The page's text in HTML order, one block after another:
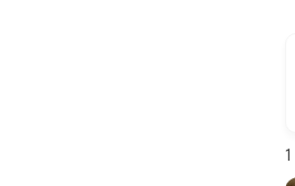
1